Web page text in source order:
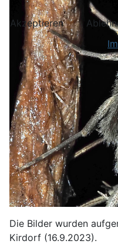
Die Bilder wurden
Kirdorf (16.9.2023).
Akzeptieren